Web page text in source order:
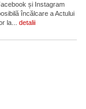
și Instagram
încălcare a Actului
la... detalii